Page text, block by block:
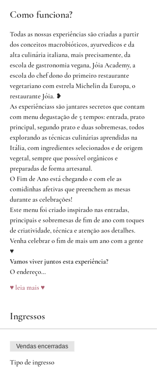
Como funciona?
Todas as nossas experiências são criadas a partir
dos conceitos macrobióticos, ayurvedicos e da
alta culinária italiana, mais precisamente, da
escola de gastronomia vegana, Jóia Academy, a
escola do chef dono do primeiro restaurante
vegetariano com estrela Michelin da Europa, o
restaurante Jóia. ❥
As experiênciass são jantares secretos que contam
com menu degustação de 5 tempos: entrada, prato
principal, segundo prato e duas sobremesas, todos
explorando as técnicas culinárias aprendidas na
Itália, com ingredientes selecionados e de origem
vegetal, sempre que possível orgânicos e
preparadas de forma artesanal.
O Fim de Ano está chegando e com ele as
comidinhas afetivas que preenchem as mesas
durante as celebrações!
Este menu foi criado inspirado nas entradas,
principais e sobremesas de fim de ano com toques
de criatividade, técnica e atenção aos detalhes.
Venha celebrar o fim de mais um ano com a gente
♥
Vamos viver juntos esta experiência?
O endereço…
♥ leia mais ♥
Ingressos
Vendas encerradas
Tipo de ingresso